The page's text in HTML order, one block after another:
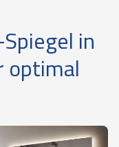
in
optimal